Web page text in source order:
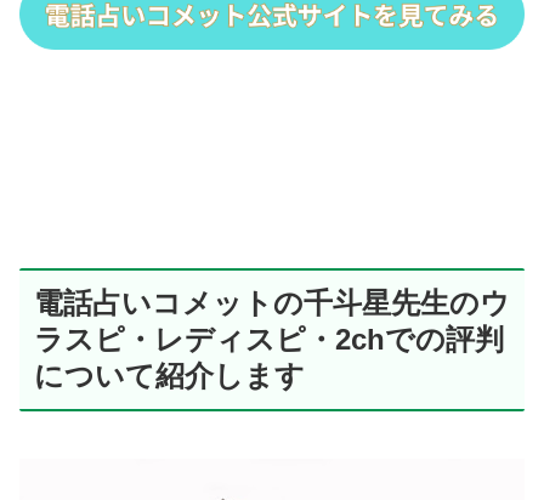
電話占いコメットの千斗星先生のウ
ラスピ・レディスピ・2chでの評判
について紹介します